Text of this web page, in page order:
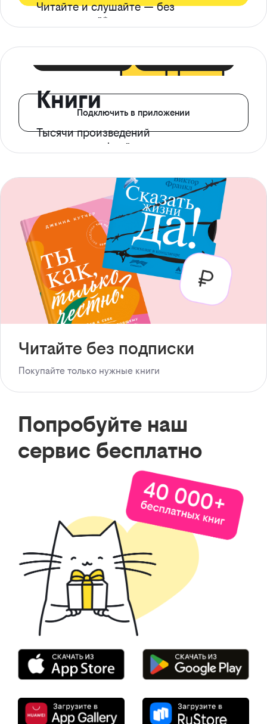
Читайте и слушайте — без
ограничений*
Книги
Тысячи произведений
с доступом офлайн
Подключить в приложении
Читайте без подписки
Покупайте только нужные книги
Попробуйте наш
сервис бесплатно